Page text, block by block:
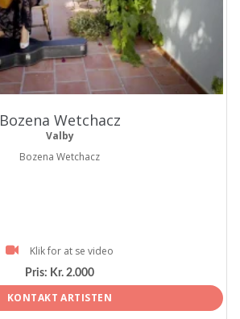
Bozena Wetchacz
Valby
Bozena Wetchacz
Klik for at se video
Pris: Kr. 2.000
KONTAKT ARTISTEN